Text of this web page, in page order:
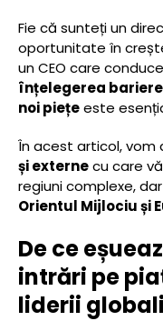
Fie că sunteți un
oportunitate în
un CEO care
înțelegerea
noi piețeeste
În acest articol, vom
și externecu care
regiuni complexe,
Orientul Mijlociu și
De ce
intrări pe
liderii globali